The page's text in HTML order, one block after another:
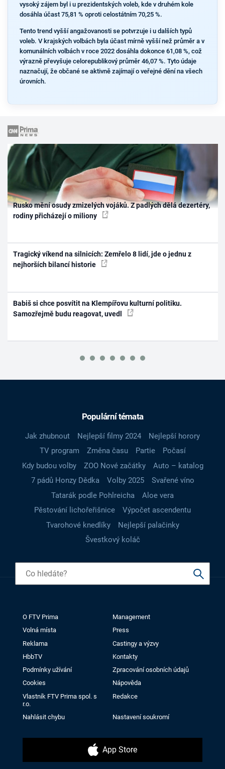
vysoký zájem byl i u prezidentských voleb, kde v druhém kole
dosáhla účast 75,81 % oproti celostátním 70,25 %.
Tento trend vyšší angažovanosti se potvrzuje i u dalších typů
voleb. V krajských volbách byla účast mírně vyšší než průměr a v
komunálních volbách v roce 2022 dosáhla dokonce 61,08 %, což
výrazně převyšuje celorepublikový průměr 46,07 %. Tyto údaje
naznačují, že občané se aktivně zajímají o veřejné dění na všech
úrovních.
Rusko mění osudy zmizelých vojáků. Z padlých dělá dezertéry,
rodiny přicházejí o miliony
Tragický víkend na silnicích: Zemřelo 8 lidí, jde o jednu z
nejhorších bilancí historie
Babiš si chce posvítit na Klempířovu kulturní politiku.
Samozřejmě budu reagovat, uvedl
Populární témata
Jak zhubnout Nejlepší filmy 2024
Nejlepší horory
TV program
Změna času Partie
Počasí
Kdy budou volby
ZOO Nové začátky
Auto – katalog
7 pádů Honzy Dědka
Volby 2025
Svařené víno
Tatarák podle Pohlreicha
Aloe vera
Pěstování lichořeřišnice
Výpočet ascendentu
Tvarohové knedlíky
Nejlepší palačinky
Švestkový koláč
O FTV Prima
Management
Volná místa
Press
Reklama
Castingy a výzvy
HbbTV
Kontakty
Podmínky užívání
Zpracování osobních údajů
Cookies
Nápověda
Vlastník FTV Prima spol. s
r.o.
Redakce
Nahlásit chybu Nastavení soukromí
App Store